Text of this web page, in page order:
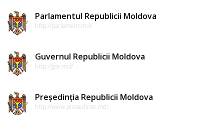
Parlamentul Republicii Moldova
http://parlament.md/
Guvernul Republicii Moldova
http://gov.md/
Președinția Republicii Moldova
http://www.presedinte.md/